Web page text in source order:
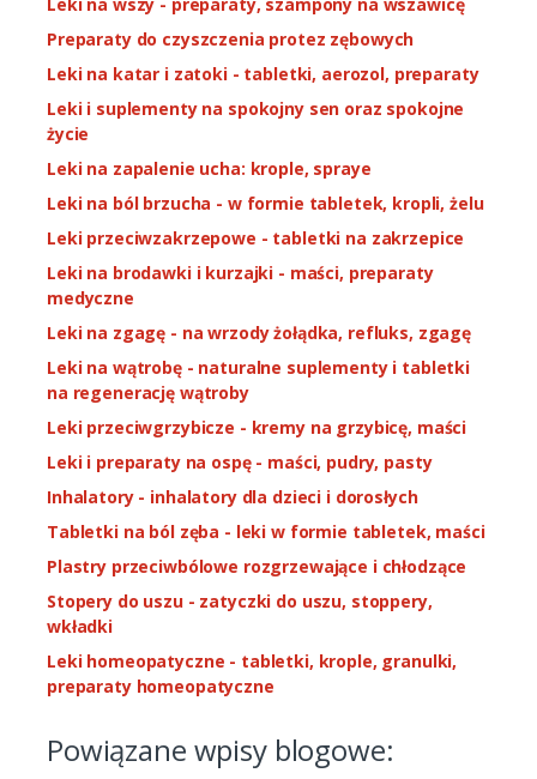
Leki na wszy - preparaty, szampony na wszawicę
Preparaty do czyszczenia protez zębowych
Leki na katar i zatoki - tabletki, aerozol, preparaty
Leki i suplementy na spokojny sen oraz spokojne
życie
Leki na zapalenie ucha: krople, spraye
Leki na ból brzucha - w formie tabletek, kropli, żelu
Leki przeciwzakrzepowe - tabletki na zakrzepice
Leki na brodawki i kurzajki - maści, preparaty
medyczne
Leki na zgagę - na wrzody żołądka, refluks, zgagę
Leki na wątrobę - naturalne suplementy i tabletki
na regenerację wątroby
Leki przeciwgrzybicze - kremy na grzybicę, maści
Leki i preparaty na ospę - maści, pudry, pasty
Inhalatory - inhalatory dla dzieci i dorosłych
Tabletki na ból zęba - leki w formie tabletek, maści
Plastry przeciwbólowe rozgrzewające i chłodzące
Stopery do uszu - zatyczki do uszu, stoppery,
wkładki
Leki homeopatyczne - tabletki, krople, granulki,
preparaty homeopatyczne
Powiązane wpisy blogowe: